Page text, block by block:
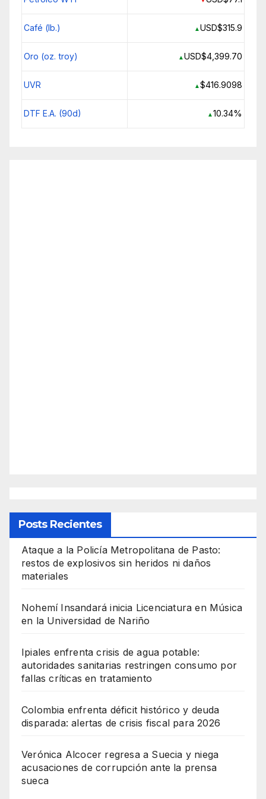
Café (lb.) ▲USD$315.9
Oro (oz. troy) ▲USD$4,399.70
UVR ▲$416.9098
DTF E.A. (90d) ▲10.34%
Posts Recientes
Ataque a la Policía Metropolitana de Pasto:
restos de explosivos sin heridos ni daños
materiales
Nohemí Insandará inicia Licenciatura en Música
en la Universidad de Nariño
Ipiales enfrenta crisis de agua potable:
autoridades sanitarias restringen consumo por
fallas críticas en tratamiento
Colombia enfrenta déficit histórico y deuda
disparada: alertas de crisis fiscal para 2026
Verónica Alcocer regresa a Suecia y niega
acusaciones de corrupción ante la prensa
sueca